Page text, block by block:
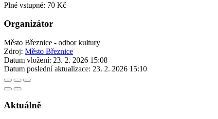
Plné vstupné: 70 Kč
Organizátor
Město Březnice - odbor kultury
Zdroj: Město Březnice
Datum vložení: 23. 2. 2026 15:08
Datum poslední aktualizace: 23. 2. 2026 15:10
Aktuálně